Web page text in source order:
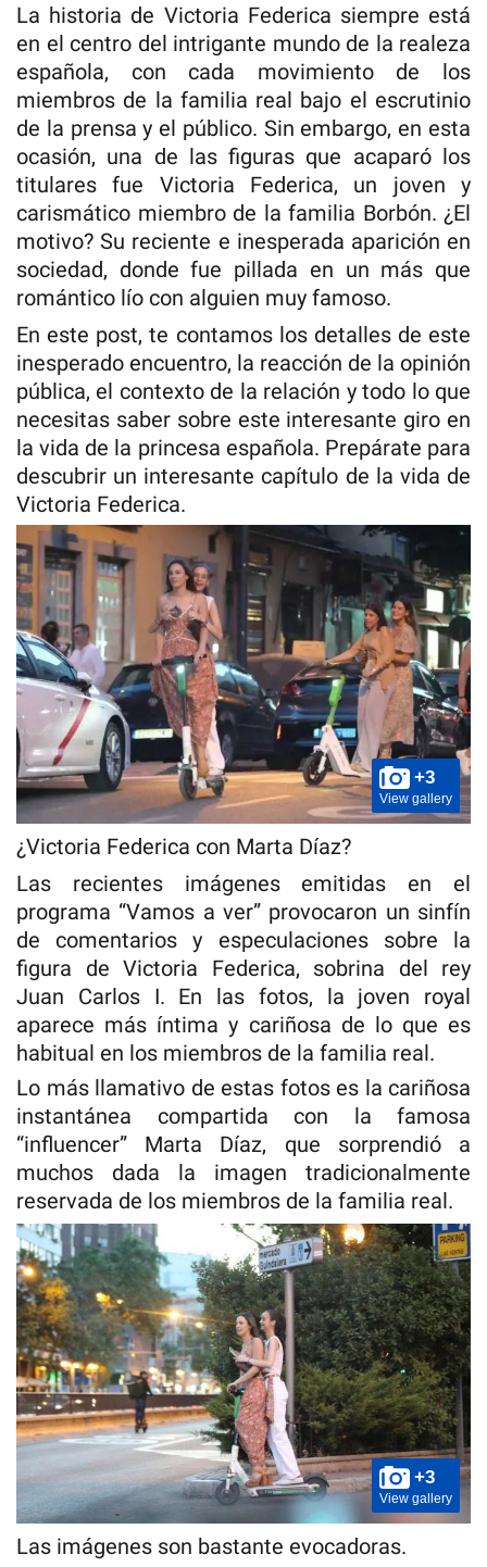
La historia de Victoria Federica siempre está
en el centro del intrigante mundo de la realeza
española, con cada movimiento de los
miembros de la familia real bajo el escrutinio
de la prensa y el público. Sin embargo, en esta
ocasión, una de las figuras que acaparó los
titulares fue Victoria Federica, un joven y
carismático miembro de la familia Borbón. ¿El
motivo? Su reciente e inesperada aparición en
sociedad, donde fue pillada en un más que
romántico lío con alguien muy famoso.
En este post, te contamos los detalles de este
inesperado encuentro, la reacción de la opinión
pública, el contexto de la relación y todo lo que
necesitas saber sobre este interesante giro en
la vida de la princesa española. Prepárate para
descubrir un interesante capítulo de la vida de
Victoria Federica.
+3
View gallery
¿Victoria Federica con Marta Díaz?
Las recientes imágenes emitidas en el
programa “Vamos a ver” provocaron un sinfín
de comentarios y especulaciones sobre la
figura de Victoria Federica, sobrina del rey
Juan Carlos I. En las fotos, la joven royal
aparece más íntima y cariñosa de lo que es
habitual en los miembros de la familia real.
Lo más llamativo de estas fotos es la cariñosa
instantánea compartida con la famosa
“influencer” Marta Díaz, que sorprendió a
muchos dada la imagen tradicionalmente
reservada de los miembros de la familia real.
+3
View gallery
Las imágenes son bastante evocadoras.